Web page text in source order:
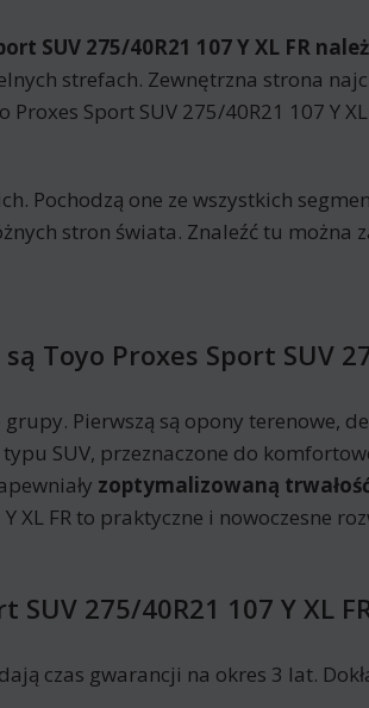
SUV 275/40R21 107 Y XL FR
strefach. Zewnętrzna strona
Sport SUV 275/40R21 107 Y
Pochodzą one ze wszystkich
stron świata. Znaleźć tu można
Toyo Proxes Sport SUV
Pierwszą są opony terenowe,
SUV, przeznaczone do
zoptymalizowaną
XL FR to praktyczne i nowoczesne
275/40R21 107 Y XL
czas gwarancji na okres 3 lat.